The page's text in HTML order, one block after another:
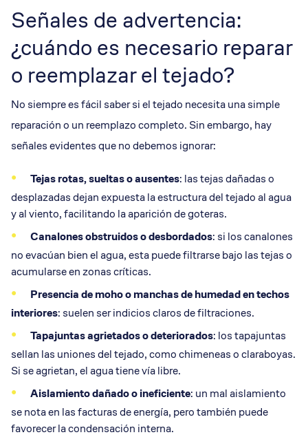
Señales de advertencia:
¿cuándo es necesario reparar
o reemplazar el tejado?
No siempre es fácil saber si el tejado necesita una simple
reparación o un reemplazo completo. Sin embargo, hay
señales evidentes que no debemos ignorar:
Tejasrotas, sueltas o ausentes: las tejas dañadas o
desplazadas dejan expuesta la estructura del tejado al agua
y al viento, facilitando la aparición de goteras.
Canalonesobstruidos o desbordados: si los canalones
no evacúan bien el agua, esta puede filtrarse bajo las tejas o
acumularse en zonas críticas.
Presencia demohoo manchas dehumedaden techos
interiores: suelen ser indicios claros de filtraciones.
Tapajuntasagrietados o deteriorados: los tapajuntas
sellan las uniones del tejado, como chimeneas o claraboyas.
Si se agrietan, el agua tiene vía libre.
Aislamientodañado o ineficiente: un mal aislamiento
se nota en las facturas de energía, pero también puede
favorecer la condensación interna.